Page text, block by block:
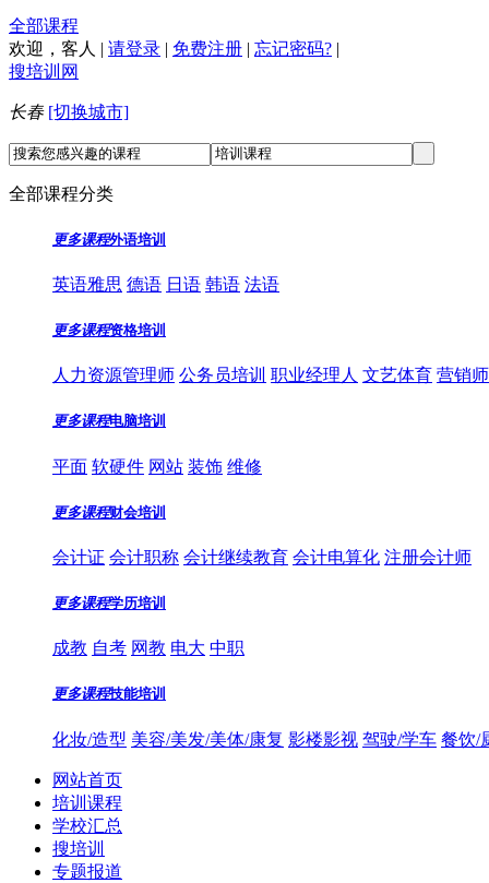
全部课程
欢迎， 客人 | 请登录 | 免费注册 | 忘记密码? |
搜培训网
长春 [切换城市]
全部课程分类
更多课程外语培训
英语雅思 德语 日语 韩语 法语
更多课程资格培训
人力资源管理师 公务员培训 职业经理人 文艺体育 营销
更多课程电脑培训
平面 软硬件 网站 装饰 维修
更多课程财会培训
会计证 会计职称 会计继续教育 会计电算化 注册会计师
更多课程学历培训
成教 自考 网教 电大 中职
更多课程技能培训
化妆/造型 美容/美发/美体/康复 影楼影视 驾驶/学车 餐饮/
网站首页
培训课程
学校汇总
搜培训
专题报道